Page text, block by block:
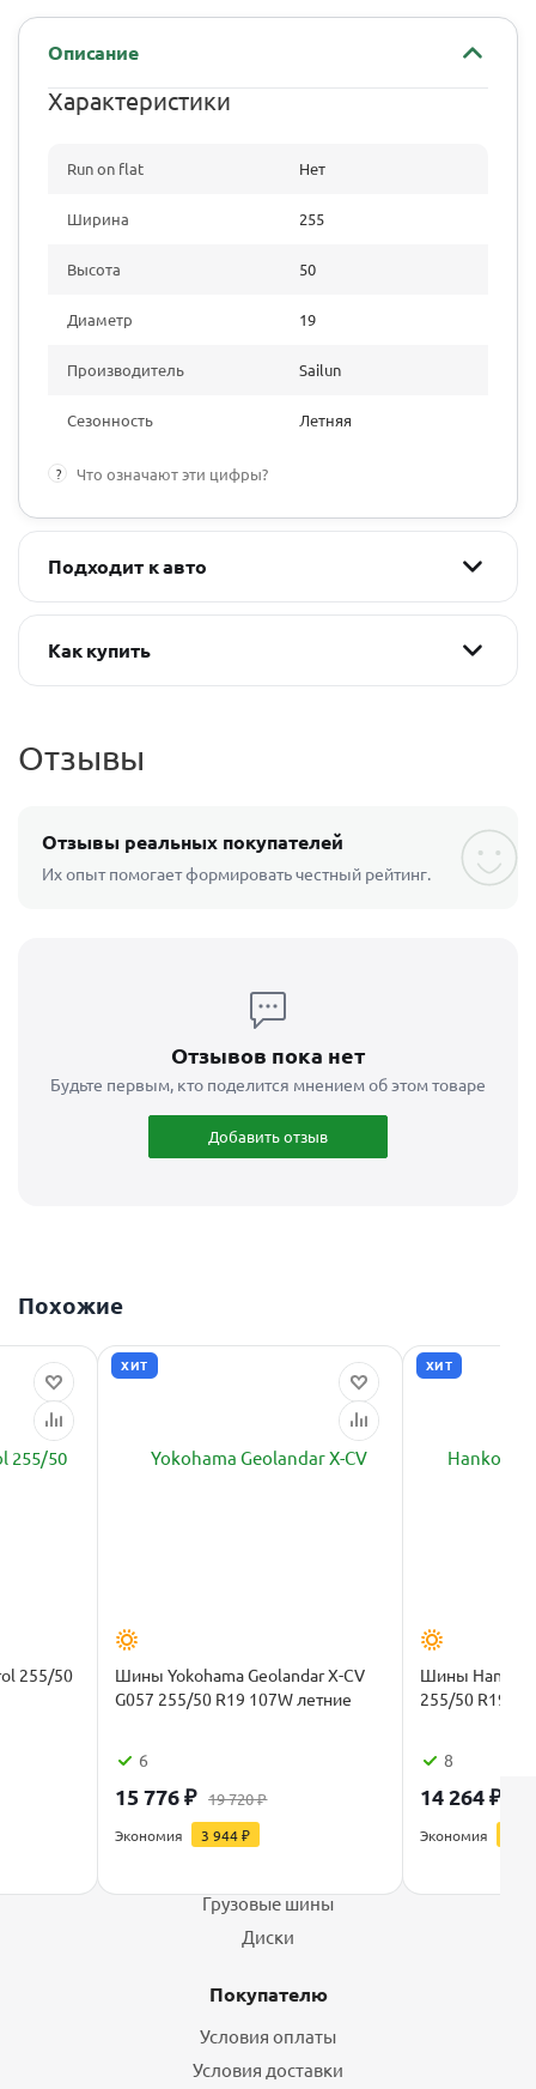
Описание
Характеристики
Run on flat Нет
Ширина 255
Высота 50
Диаметр 19
Производитель Sailun
Сезонность Летняя
? Что означают эти цифры?
Подходит к авто
Как купить
Отзывы
Отзывы реальных покупателей
Их опыт помогает формировать честный рейтинг.
Отзывов пока нет
Будьте первым, кто поделится мнением об этом товаре
Добавить отзыв
Похожие
255/50
ХИТ
Шины Yokohama Geolandar X-CV
G057 255/50 R19 107W летние
6
15 776₽ 19 720₽
Экономия 3 944₽
ХИТ
Шины
255/50 R19
8
14 264₽
Экономия
Каталог
Грузовые шины
Диски
Покупателю
Условия оплаты
Условия доставки